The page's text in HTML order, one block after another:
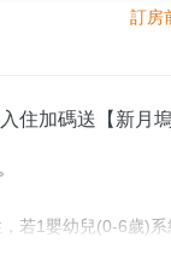
毛巾、沐浴乳、洗髮
物入住，違反加收清
型，如入住寵物，需
來計算房價。
訂房
住加碼送【新月塢
若1嬰幼兒(0-6歲)
人計費，請選四人入